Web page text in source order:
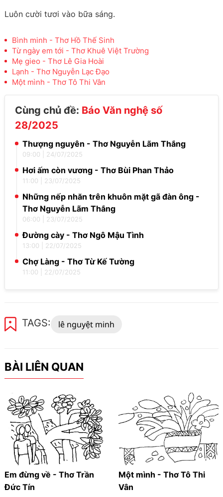
Luôn cười tươi vào bữa sáng.
Bình minh - Thơ Hồ Thế Sinh
Từ ngày em tới - Thơ Khuê Việt Trường
Mẹ gieo - Thơ Lê Gia Hoài
Lạnh - Thơ Nguyễn Lạc Đạo
Một mình - Thơ Tô Thi Vân
Cùng chủ đề: Báo Văn nghệ số
28/2025
Thượng nguyên - Thơ Nguyễn Lãm Thắng
09:00 24/07/2025
Hơi ấm còn vương - Thơ Bùi Phan Thảo
11:00 23/07/2025
Những nếp nhăn trên khuôn mặt gã đàn ông -
Thơ Nguyễn Lãm Thắng
06:00 23/07/2025
Đường cày - Thơ Ngô Mậu Tình
13:00 22/07/2025
Chợ Làng - Thơ Từ Kế Tường
11:00 22/07/2025
TAGS: lê nguyệt minh
BÀI LIÊN QUAN
Em đừng về - Thơ Trần
Đức Tín
Một mình - Thơ Tô Thi
Vân